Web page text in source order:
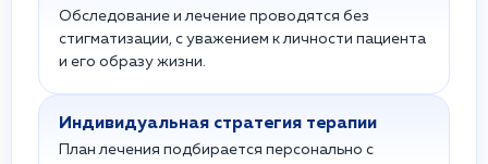
Обследование и лечение проводятся без
стигматизации, с уважением к личности пациента
и его образу жизни.
Индивидуальная стратегия терапии
План лечения подбирается персонально с